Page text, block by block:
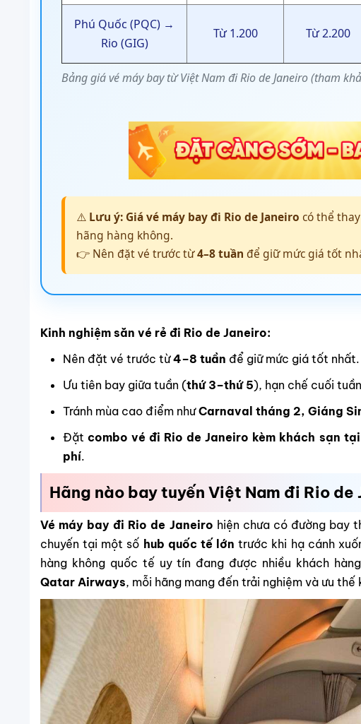
Bảng giá vé máy bay từ Việt Nam đi Rio de Janeiro (tham
Phú Quốc (PQC) →
Rio (GIG)
Từ 1.200 Từ 2.200
⚠️ Lưu ý: Giá vé máy bay đi Rio de Janeiro có thể
hãng hàng không.
👉 Nên đặt vé trước từ4–8 tuần để giữ mức giá tốt
Kinh nghiệm săn vé rẻ đi Rio de Janeiro:
Nên đặt vé trước từ4–8 tuần để giữ mức giá tốt nhất.
Ưu tiên bay giữa tuần (thứ 3–thứ 5), hạn chế cuối
Tránh mùa cao điểm nhưCarnaval tháng 2, Giáng
Đặtcombo vé đi Rio de Janeiro kèm khách sạn
phí.
Hãng nào bay tuyến Việt Nam đi Rio de
Vé máy bay đi Rio de Janeiro hiện chưa có đường bay
chuyến tại một số hub quốc tế lớn trước khi hạ cánh
hàng không quốc tế uy tín đang được nhiều khách
Qatar Airways, mỗi hãng mang đến trải nghiệm và ưu